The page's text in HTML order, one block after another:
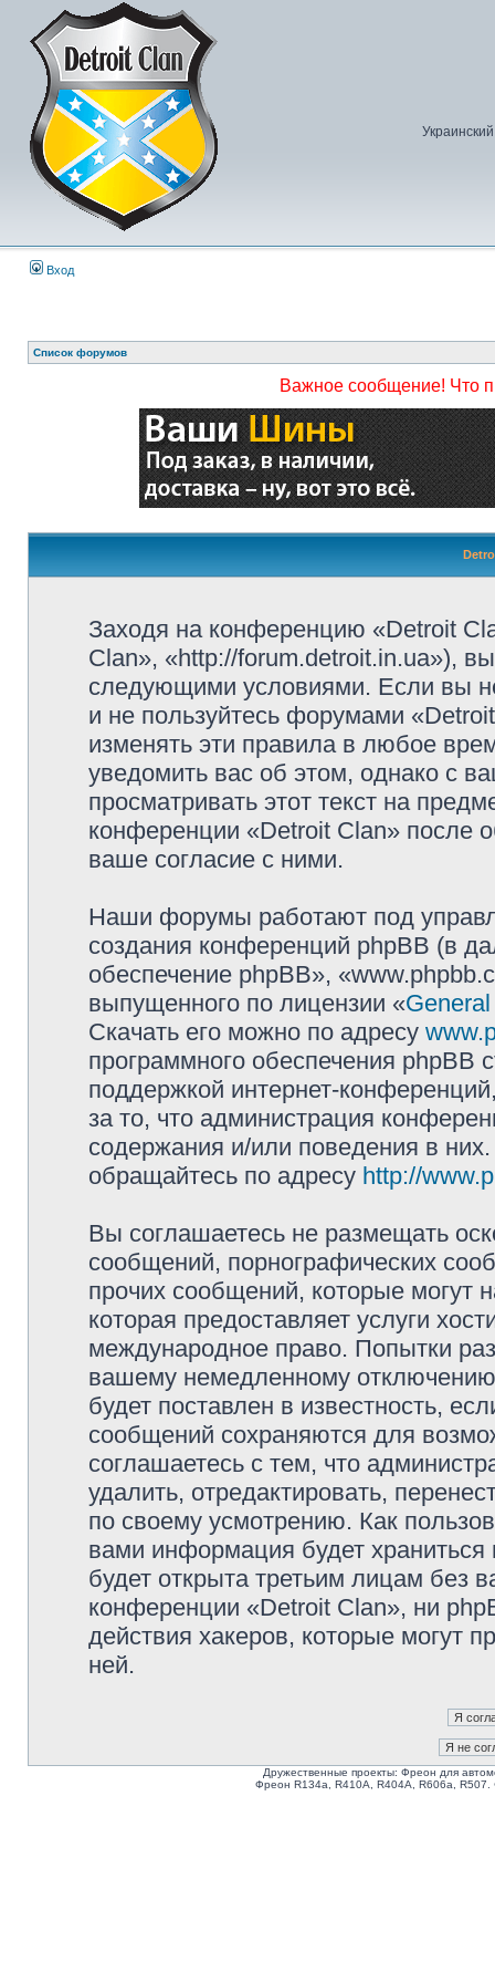
Вход
Список форумов
Важное сообщение! Что
Заходя на конференцию «Detroit
Clan», «http://forum.detroit.in.ua»),
следующими условиями. Если вы
и не пользуйтесь форумами
изменять эти правила в любое
уведомить вас об этом, однако с
просматривать этот текст на
конференции «Detroit Clan» после
ваше согласие с ними.
Наши форумы работают под
создания конференций phpBB (в
обеспечение phpBB»,
выпущенного по лицензии «
Скачать его можно по адресу
программного обеспечения phpBB
поддержкой интернет-
за то, что администрация
содержания и/или поведения в
обращайтесь по адресу http://
Вы соглашаетесь не размещать
сообщений, порнографических
прочих сообщений, которые могут
которая предоставляет услуги
международное право. Попытки
вашему немедленному
будет поставлен в известность,
сообщений сохраняются для
соглашаетесь с тем, что
удалить, отредактировать,
по своему усмотрению. Как
вами информация будет
будет открыта третьим лицам без
конференции «Detroit Clan», ни
действия хакеров, которые могут
ней.
Дружественные проекты: Фреон для
Фреон R134a, R410A, R404A, R606a,